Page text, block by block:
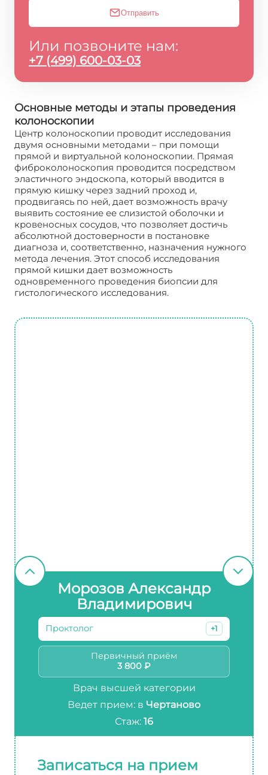
Отправить
Или позвоните нам:
+7 (499) 600-03-03
Основные методы и этапы проведения
колоноскопии
Центр колоноскопии проводит исследования
двумя основными методами – при помощи
прямой и виртуальной колоноскопии. Прямая
фиброколоноскопия проводится посредством
эластичного эндоскопа, который вводится в
прямую кишку через задний проход и,
продвигаясь по ней, дает возможность врачу
выявить состояние ее слизистой оболочки и
кровеносных сосудов, что позволяет достичь
абсолютной достоверности в постановке
диагноза и, соответственно, назначения нужного
метода лечения. Этот способ исследования
прямой кишки дает возможность
одновременного проведения биопсии для
гистологического исследования.
Морозов Александр
Владимирович
Проктолог +1
Первичный приём
3 800 ₽
Врач высшей категории
Ведет прием: в Чертаново
Стаж: 16
Записаться на прием